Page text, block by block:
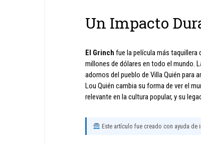
Un Impacto
El Grinch fue la película más taquillera
millones de dólares en todo el mundo.
adornos del pueblo de Villa Quién para
Lou Quién cambia su forma de ver el
relevante en la cultura popular, y su
Este artículo fue creado con ayuda